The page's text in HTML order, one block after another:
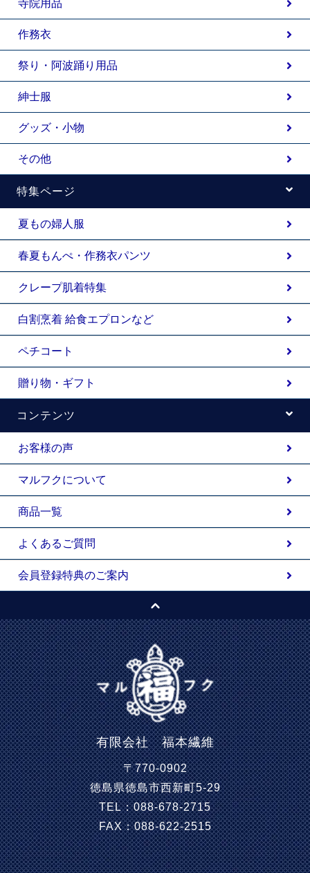
寺院用品
作務衣
祭り・阿波踊り用品
紳士服
グッズ・小物
その他
特集ページ
夏もの婦人服
春夏もんぺ・作務衣パンツ
クレープ肌着特集
白割烹着 給食エプロンなど
ペチコート
贈り物・ギフト
コンテンツ
お客様の声
マルフクについて
商品一覧
よくあるご質問
会員登録特典のご案内
有限会社 福本繊維
〒770-0902
徳島県徳島市西新町5-29
TEL：088-678-2715
FAX：088-622-2515